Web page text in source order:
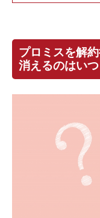
プロミスを解
消えるのはいつ